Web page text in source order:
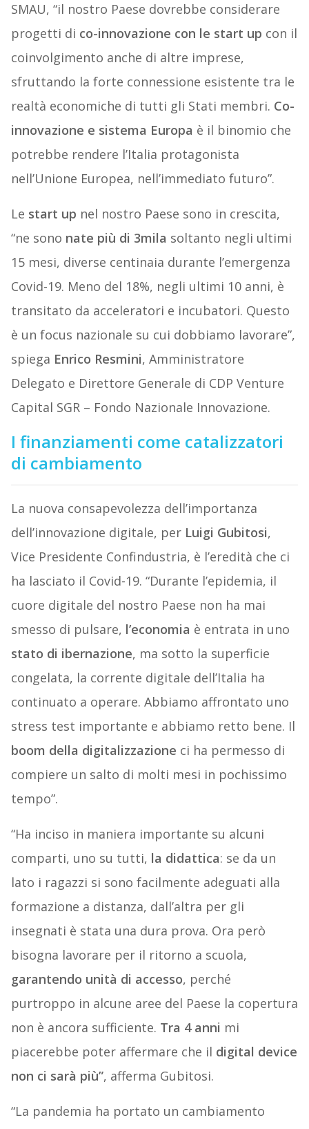
SMAU, “il nostro Paese dovrebbe considerare
progetti di co-innovazione con le start up con il
coinvolgimento anche di altre imprese,
sfruttando la forte connessione esistente tra le
realtà economiche di tutti gli Stati membri. Co-
innovazione e sistema Europa è il binomio che
potrebbe rendere l’Italia protagonista
nell’Unione Europea, nell’immediato futuro”.
Le start up nel nostro Paese sono in crescita,
“ne sono nate più di 3mila soltanto negli ultimi
15 mesi, diverse centinaia durante l’emergenza
Covid-19. Meno del 18%, negli ultimi 10 anni, è
transitato da acceleratori e incubatori. Questo
è un focus nazionale su cui dobbiamo lavorare”,
spiega Enrico Resmini, Amministratore
Delegato e Direttore Generale di CDP Venture
Capital SGR – Fondo Nazionale Innovazione.
I finanziamenti come catalizzatori
di cambiamento
La nuova consapevolezza dell’importanza
dell’innovazione digitale, per Luigi Gubitosi,
Vice Presidente Confindustria, è l’eredità che ci
ha lasciato il Covid-19. “Durante l’epidemia, il
cuore digitale del nostro Paese non ha mai
smesso di pulsare, l’economia è entrata in uno
stato di ibernazione, ma sotto la superficie
congelata, la corrente digitale dell’Italia ha
continuato a operare. Abbiamo affrontato uno
stress test importante e abbiamo retto bene. Il
boom della digitalizzazione ci ha permesso di
compiere un salto di molti mesi in pochissimo
tempo”.
“Ha inciso in maniera importante su alcuni
comparti, uno su tutti, la didattica: se da un
lato i ragazzi si sono facilmente adeguati alla
formazione a distanza, dall’altra per gli
insegnati è stata una dura prova. Ora però
bisogna lavorare per il ritorno a scuola,
garantendo unità di accesso, perché
purtroppo in alcune aree del Paese la copertura
non è ancora sufficiente. Tra 4 anni mi
piacerebbe poter affermare che il digital device
non ci sarà più”, afferma Gubitosi.
“La pandemia ha portato un cambiamento